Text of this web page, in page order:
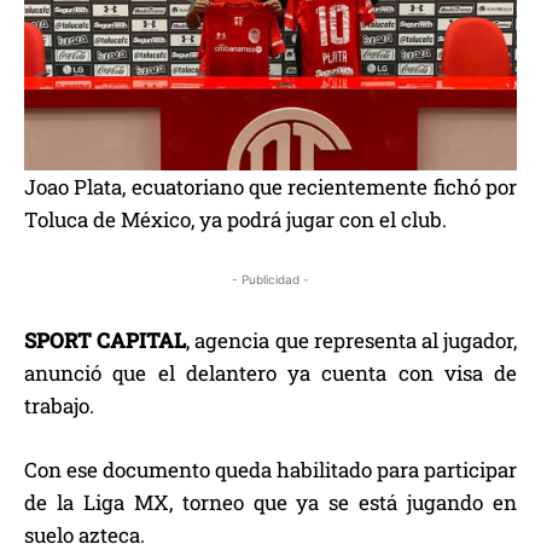
Joao Plata, ecuatoriano que recientemente fichó por
Toluca de México, ya podrá jugar con el club.
- Publicidad -
SPORT CAPITAL, agencia que representa al jugador,
anunció que el delantero ya cuenta con visa de
trabajo.
Con ese documento queda habilitado para participar
de la Liga MX, torneo que ya se está jugando en
suelo azteca.